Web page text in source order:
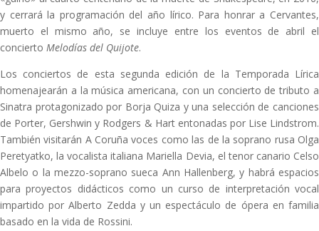
y cerrará la programación del año lírico. Para honrar a Cervantes,
muerto el mismo año, se incluye entre los eventos de abril el
concierto Melodías del Quijote.
Los conciertos de esta segunda edición de la Temporada Lírica
homenajearán a la música americana, con un concierto de tributo a
Sinatra protagonizado por Borja Quiza y una selección de canciones
de Porter, Gershwin y Rodgers & Hart entonadas por Lise Lindstrom.
También visitarán A Coruña voces como las de la soprano rusa Olga
Peretyatko, la vocalista italiana Mariella Devia, el tenor canario Celso
Albelo o la mezzo-soprano sueca Ann Hallenberg, y habrá espacios
para proyectos didácticos como un curso de interpretación vocal
impartido por Alberto Zedda y un espectáculo de ópera en familia
basado en la vida de Rossini.